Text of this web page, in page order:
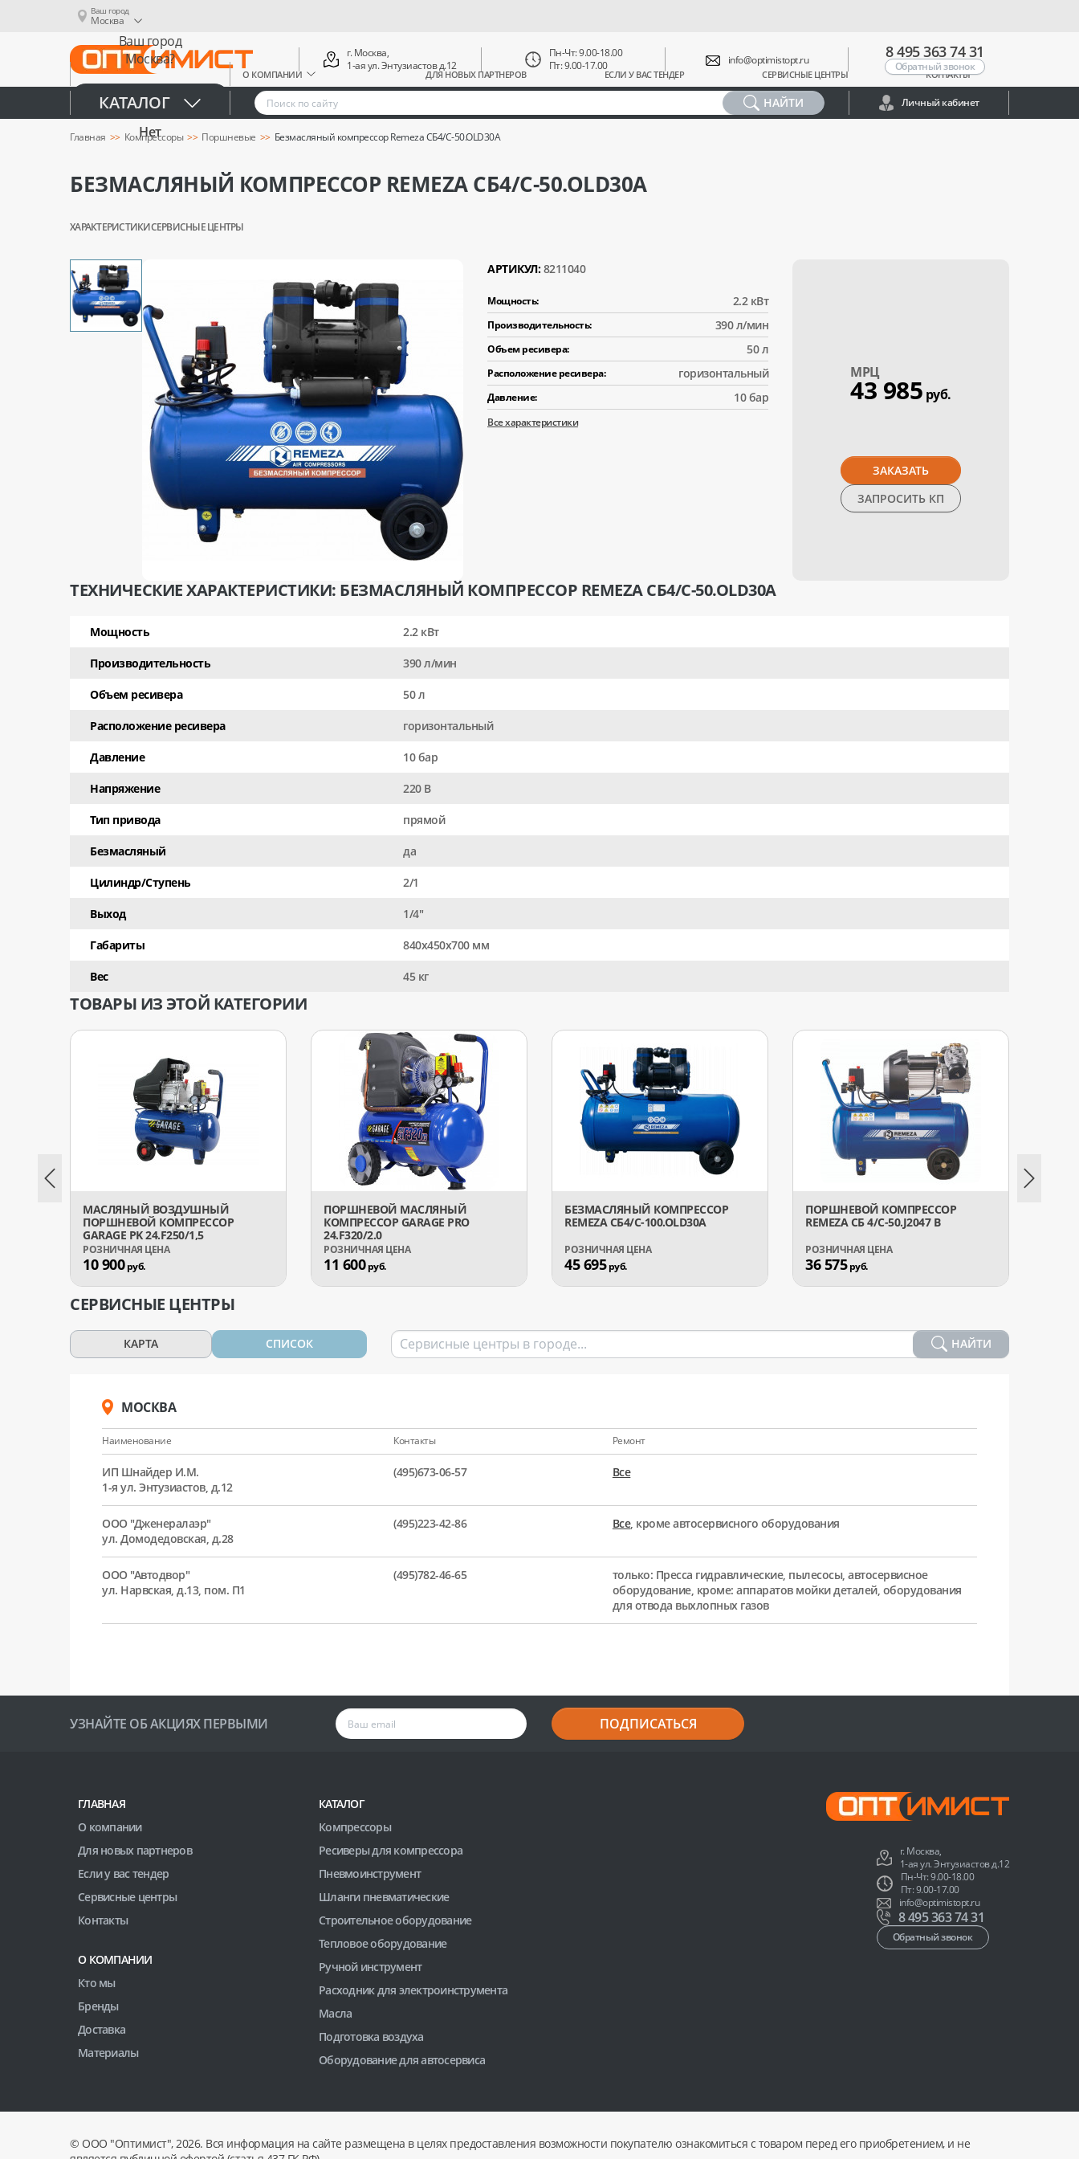
Ваш город
Москва
Ваш город
Москва?
Да
Нет
О КОМПАНИИ ДЛЯ НОВЫХ ПАРТНЕРОВ ЕСЛИ У ВАС ТЕНДЕР СЕРВИСНЫЕ ЦЕНТРЫ КОНТАКТЫ
г. Москва,
1-ая ул. Энтузиастов д.12
Пн-Чт: 9.00-18.00
Пт: 9.00-17.00
info@optimistopt.ru 8 495 363 74 31
Обратный звонок
КАТАЛОГ НАЙТИ Личный кабинет
Главная Компрессоры Поршневые Безмасляный компрессор Remeza СБ4/C-50.OLD30A
БЕЗМАСЛЯНЫЙ КОМПРЕССОР REMEZA СБ4/C-50.OLD30A
ХАРАКТЕРИСТИКИСЕРВИСНЫЕ ЦЕНТРЫ
АРТИКУЛ: 8211040
Мощность: 2.2 кВт
Производительность: 390 л/мин
Объем ресивера: 50 л
Расположение ресивера: горизонтальный
Давление: 10 бар
Все характеристики
МPЦ
43 985 руб.
ЗАКАЗАТЬ
ЗАПРОСИТЬ КП
ТЕХНИЧЕСКИЕ ХАРАКТЕРИСТИКИ: БЕЗМАСЛЯНЫЙ КОМПРЕССОР REMEZA СБ4/C-50.OLD30A
Мощность 2.2 кВт
Производительность 390 л/мин
Объем ресивера 50 л
Расположение ресивера горизонтальный
Давление 10 бар
Напряжение 220 В
Тип привода прямой
Безмасляный да
Цилиндр/Ступень 2/1
Выход 1/4"
Габариты 840x450x700 мм
Вес 45 кг
ТОВАРЫ ИЗ ЭТОЙ КАТЕГОРИИ
МАСЛЯНЫЙ ВОЗДУШНЫЙ
ПОРШНЕВОЙ КОМПРЕССОР
GARAGE PK 24.F250/1,5
10 900руб.
ПОРШНЕВОЙ МАСЛЯНЫЙ
КОМПРЕССОР GARAGE PRO
24.F320/2.0
11 600руб.
БЕЗМАСЛЯНЫЙ КОМПРЕССОР
REMEZA СБ4/C-100.OLD30A
45 695руб.
ПОРШНЕВОЙ КОМПРЕССОР
REMEZA СБ 4/С-50.J2047 B
36 575руб.
СЕРВИСНЫЕ ЦЕНТРЫ
КАРТА СПИСОК НАЙТИ
МОСКВА
Наименование Контакты Ремонт
ИП Шнайдер И.М.
1-я ул. Энтузиастов, д.12
(495)673-06-57 Все
ООО "Дженералаэр"
ул. Домодедовская, д.28
(495)223-42-86 Все, кроме автосервисного оборудования
ООО "Автодвор"
ул. Нарвская, д.13, пом. П1
(495)782-46-65
только: Пресса гидравлические, пылесосы, автосервисное
оборудование, кроме: аппаратов мойки деталей, оборудования
для отвода выхлопных газов
УЗНАЙТЕ ОБ АКЦИЯХ ПЕРВЫМИ ПОДПИСАТЬСЯ
ГЛАВНАЯ
О компании
Для новых партнеров
Если у вас тендер
Сервисные центры
Контакты
О КОМПАНИИ
Кто мы
Бренды
Доставка
Материалы
КАТАЛОГ
Компрессоры
Ресиверы для компрессора
Пневмоинструмент
Шланги пневматические
Строительное оборудование
Тепловое оборудование
Ручной инструмент
Расходник для электроинструмента
Масла
Подготовка воздуха
Оборудование для автосервиса
г. Москва,
1-ая ул. Энтузиастов д.12
Пн-Чт: 9.00-18.00
Пт: 9.00-17.00
info@optimistopt.ru
8 495 363 74 31
Обратный звонок
© ООО "Оптимист", 2026. Вся информация на сайте размещена в целях предоставления возможности покупателю ознакомиться с товаром перед его приобретением, и не